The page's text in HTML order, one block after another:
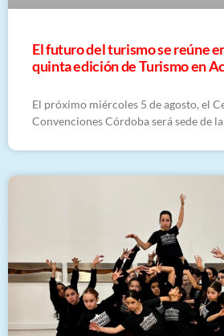
El futuro del turismo se reúne
quinta edición de Turismo en
El próximo miércoles 5 de agosto, el
Convenciones Córdoba será sede de la